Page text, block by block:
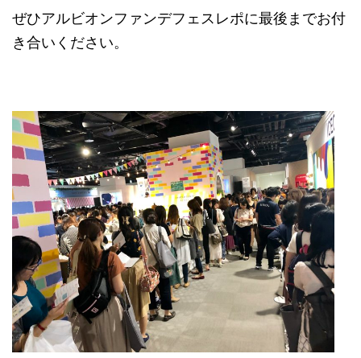
ぜひアルビオンファンデフェスレポに最後までお付
き合いください。